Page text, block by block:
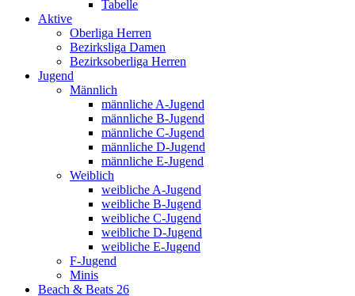
Tabelle
Aktive
Oberliga Herren
Bezirksliga Damen
Bezirksoberliga Herren
Jugend
Männlich
männliche A-Jugend
männliche B-Jugend
männliche C-Jugend
männliche D-Jugend
männliche E-Jugend
Weiblich
weibliche A-Jugend
weibliche B-Jugend
weibliche C-Jugend
weibliche D-Jugend
weibliche E-Jugend
F-Jugend
Minis
Beach & Beats 26